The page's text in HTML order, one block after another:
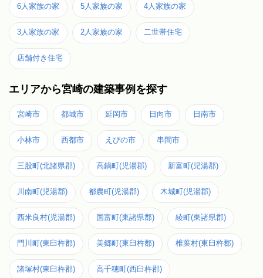
6人家族の家 5人家族の家 4人家族の家
3人家族の家 2人家族の家 二世帯住宅
店舗付き住宅
エリアから宮崎の建築事例を探す
宮崎市 都城市 延岡市 日向市 日南市
小林市 西都市 えびの市 串間市
三股町(北諸県郡) 高鍋町(児湯郡) 新富町(児湯郡)
川南町(児湯郡) 都農町(児湯郡) 木城町(児湯郡)
西米良村(児湯郡) 国富町(東諸県郡) 綾町(東諸県郡)
門川町(東臼杵郡) 美郷町(東臼杵郡) 椎葉村(東臼杵郡)
諸塚村(東臼杵郡) 高千穂町(西臼杵郡)